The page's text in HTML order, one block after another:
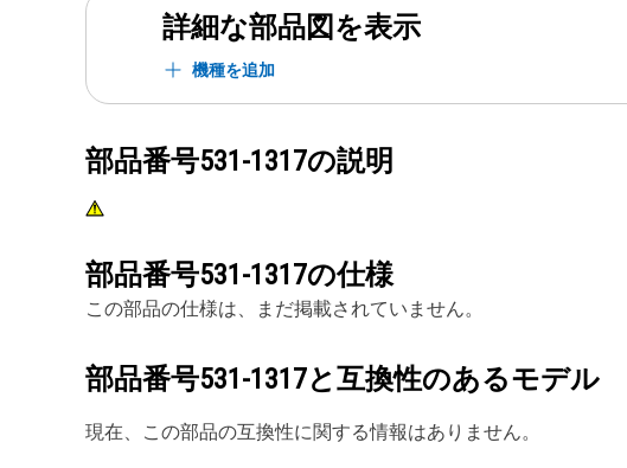
詳細な部品図を表示
機種を追加
部品番号531-1317の説明
部品番号531-1317の仕様
この部品の仕様は、まだ掲載されていません。
部品番号531-1317と互換性のあるモデル
現在、この部品の互換性に関する情報はありません。